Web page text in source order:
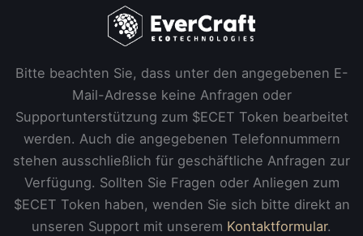
Bitte beachten Sie, dass unter den angegebenen E-
Mail-Adresse keine Anfragen oder
Supportunterstützung zum $ECET Token bearbeitet
werden. Auch die angegebenen Telefonnummern
stehen ausschließlich für geschäftliche Anfragen zur
Verfügung. Sollten Sie Fragen oder Anliegen zum
$ECET Token haben, wenden Sie sich bitte direkt an
unseren Support mit unserem Kontaktformular.